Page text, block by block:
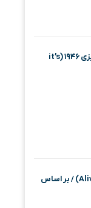
فیلم چه زندگی شگفت انگیزی ۱۹۴۶ (it’s
معرفی فیلم زنده ۱۹۹۳ (Alive) / بر اساس